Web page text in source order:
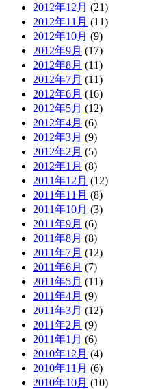
2012年12月 (21)
2012年11月 (11)
2012年10月 (9)
2012年9月 (17)
2012年8月 (11)
2012年7月 (11)
2012年6月 (16)
2012年5月 (12)
2012年4月 (6)
2012年3月 (9)
2012年2月 (5)
2012年1月 (8)
2011年12月 (12)
2011年11月 (8)
2011年10月 (3)
2011年9月 (6)
2011年8月 (8)
2011年7月 (12)
2011年6月 (7)
2011年5月 (11)
2011年4月 (9)
2011年3月 (12)
2011年2月 (9)
2011年1月 (6)
2010年12月 (4)
2010年11月 (6)
2010年10月 (10)